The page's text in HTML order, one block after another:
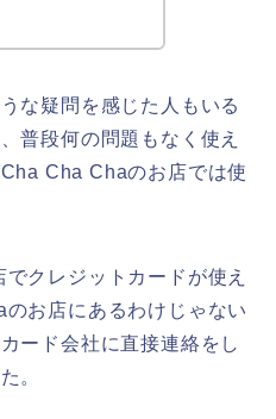
な疑問を感じた人もいる
普段何の問題もなく使え
Cha Chaのお店では使
クレジットカードが使え
お店にあるわけじゃない
ード会社に直接連絡をし
。